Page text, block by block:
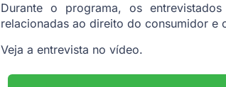
Durante o programa, os
relacionadas ao direito do consumidor e
Veja a entrevista no vídeo.